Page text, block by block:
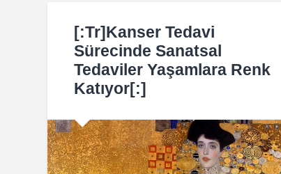
[:tr]Kanser Tedavi
Sürecinde Sanatsal
Tedaviler Yaşamlara Renk
Katıyor[:]